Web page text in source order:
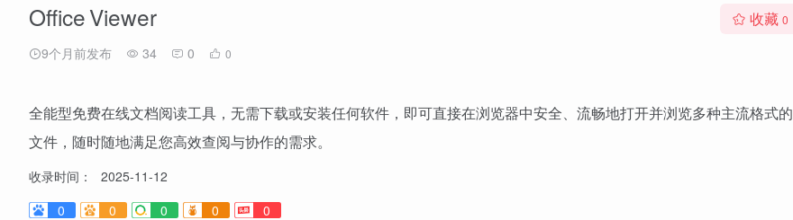
Office Viewer
9个月前发布 34 0 0
收藏 0
全能型免费在线文档阅读工具，无需下载或安装任何软件，即可直接在浏览器中安全、流畅地打开并浏览多种主流格式的
文件，随时随地满足您高效查阅与协作的需求。
收录时间：
2025-11-12
0
0 0 0 0